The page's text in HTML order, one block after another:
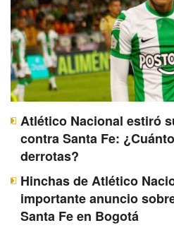
Atlético Nacional estiró
contra Santa Fe:
derrotas?
Hinchas de Atlético
importante anuncio
Santa Fe en Bogotá